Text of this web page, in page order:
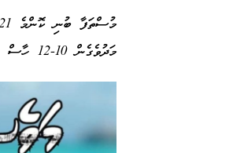
މަދުވެގެން 10-12 ހާސް ރުފިޔާ ހަރަދު ކުރަން ޖެހޭ ކަމަށެވެ.